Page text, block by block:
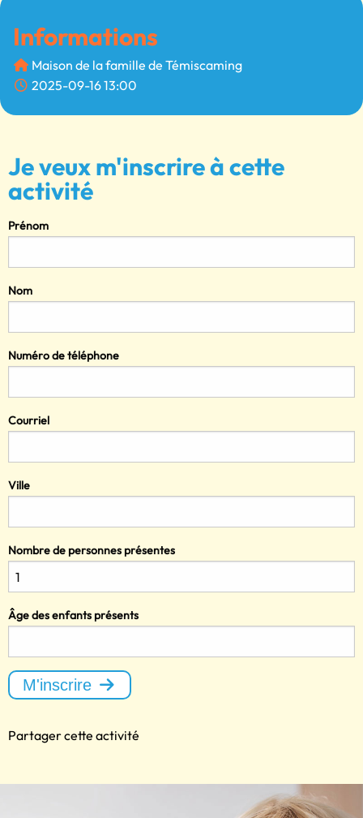
Informations
Maison de la famille de Témiscaming
2025-09-16 13:00
Je veux m'inscrire à cette
activité
Prénom
Nom
Numéro de téléphone
Courriel
Ville
Nombre de personnes présentes
Âge des enfants présents
M'inscrire
Partager cette activité